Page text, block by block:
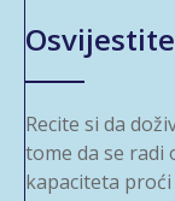
Recite si da
tome da se radi
kapaciteta